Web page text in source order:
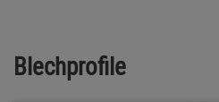
Blechprofile